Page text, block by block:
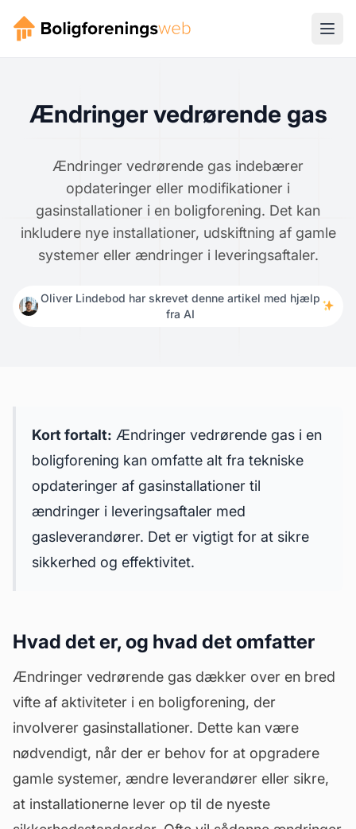
Ændringer vedrørende gas
Ændringer vedrørende gas indebærer
opdateringer eller modifikationer i
gasinstallationer i en boligforening. Det kan
inkludere nye installationer, udskiftning af gamle
systemer eller ændringer i leveringsaftaler.
Oliver Lindebod har skrevet denne artikel med hjælp
fra AI
Kort fortalt: Ændringer vedrørende gas i en
boligforening kan omfatte alt fra tekniske
opdateringer af gasinstallationer til
ændringer i leveringsaftaler med
gasleverandører. Det er vigtigt for at sikre
sikkerhed og effektivitet.
Hvad det er, og hvad det omfatter
Ændringer vedrørende gas dækker over en bred
vifte af aktiviteter i en boligforening, der
involverer gasinstallationer. Dette kan være
nødvendigt, når der er behov for at opgradere
gamle systemer, ændre leverandører eller sikre,
at installationerne lever op til de nyeste